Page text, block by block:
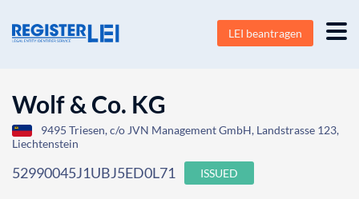
LEI beantragen
Wolf & Co. KG
9495 Triesen, c/o JVN Management GmbH, Landstrasse 123,
Liechtenstein
52990045J1UBJ5ED0L71 ISSUED